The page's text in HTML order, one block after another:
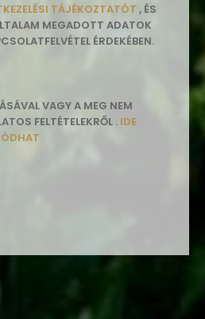
TÁJÉKOZTATÓT , ÉS
MEGADOTT ADATOK
ÉRDEKÉBEN.
VAGY A MEG NEM
FELTÉTELEKRŐL . IDE